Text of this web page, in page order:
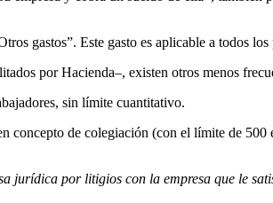
gastos”. Este gasto es aplicable a todos
por Hacienda–, existen otros menos
sin límite cuantitativo.
concepto de colegiación (con el límite de
jurídica por litigios con la empresa que le